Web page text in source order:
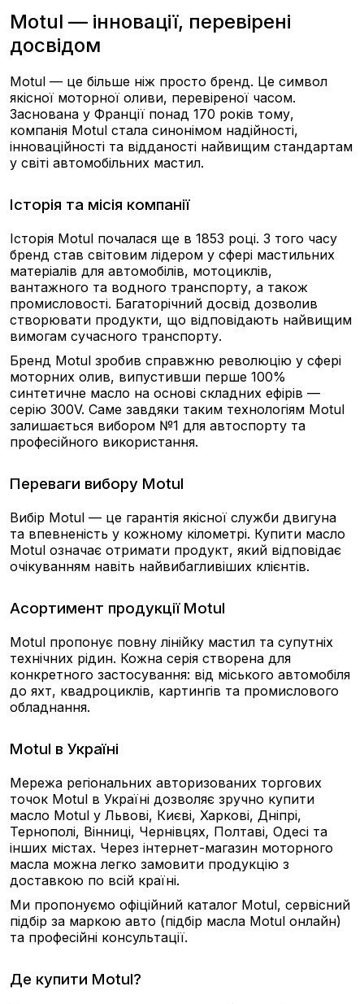
Motul — інновації, перевірені
досвідом
Motul — це більше ніж просто бренд. Це символ
якісної моторної оливи, перевіреної часом.
Заснована у Франції понад 170 років тому,
компанія Motul стала синонімом надійності,
інноваційності та відданості найвищим стандартам
у світі автомобільних мастил.
Історія та місія компанії
Історія Motul почалася ще в 1853 році. З того часу
бренд став світовим лідером у сфері мастильних
матеріалів для автомобілів, мотоциклів,
вантажного та водного транспорту, а також
промисловості. Багаторічний досвід дозволив
створювати продукти, що відповідають найвищим
вимогам сучасного транспорту.
Бренд Motul зробив справжню революцію у сфері
моторних олив, випустивши перше 100%
синтетичне масло на основі складних ефірів —
серію 300V. Саме завдяки таким технологіям Motul
залишається вибором №1 для автоспорту та
професійного використання.
Переваги вибору Motul
Вибір Motul — це гарантія якісної служби двигуна
та впевненість у кожному кілометрі. Купити масло
Motul означає отримати продукт, який відповідає
очікуванням навіть найвибагливіших клієнтів.
Асортимент продукції Motul
Motul пропонує повну лінійку мастил та супутніх
технічних рідин. Кожна серія створена для
конкретного застосування: від міського автомобіля
до яхт, квадроциклів, картингів та промислового
обладнання.
Motul в Україні
Мережа регіональних авторизованих торгових
точок Motul в Україні дозволяє зручно купити
масло Motul у Львові, Києві, Харкові, Дніпрі,
Тернополі, Вінниці, Чернівцях, Полтаві, Одесі та
інших містах. Через інтернет-магазин моторного
масла можна легко замовити продукцію з
доставкою по всій країні.
Ми пропонуємо офіційний каталог Motul, сервісний
підбір за маркою авто (підбір масла Motul онлайн)
та професійні консультації.
Де купити Motul?